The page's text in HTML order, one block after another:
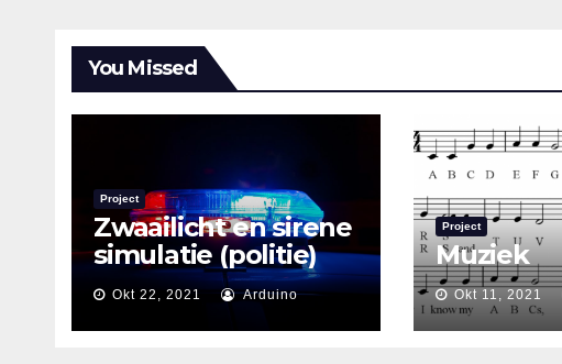
You Missed
Project
Zwaailicht en sirene
simulatie (politie)
Okt 22, 2021 Arduino
Project
Muziek
Okt 11, 2021